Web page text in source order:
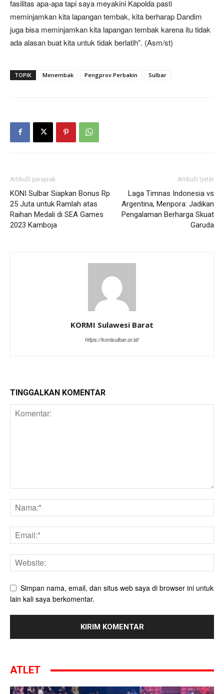
fasilitas apa-apa tapi saya meyakini Kapolda pasti
meminjamkan kita lapangan tembak, kita berharap Dandim
juga bisa meminjamkan kita lapangan tembak karena itu tidak
ada alasan buat kita untuk tidak berlatih”. (Asm/st)
TOPIK Menembak Pengprov Perbakin Sulbar
Artikulli paraprak
KONI Sulbar Siapkan Bonus Rp
25 Juta untuk Ramlah atas
Raihan Medali di SEA Games
2023 Kamboja
Artikulli tjetër
Laga Timnas Indonesia vs
Argentina, Menpora: Jadikan
Pengalaman Berharga Skuat
Garuda
KORMI Sulawesi Barat
https://konisulbar.or.id/
TINGGALKAN KOMENTAR
Simpan nama, email, dan situs web saya di browser ini untuk
lain kali saya berkomentar.
ATLET